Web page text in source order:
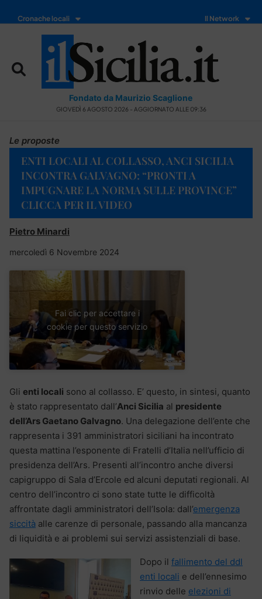
Cronache locali Il Network
Fondato da Maurizio Scaglione
GIOVEDÌ 6 AGOSTO 2026 - AGGIORNATO ALLE 09:36
Le proposte
ENTI LOCALI AL COLLASSO, ANCI SICILIA
INCONTRA GALVAGNO: “PRONTI A
IMPUGNARE LA NORMA SULLE PROVINCE”
CLICCA PER IL VIDEO
Pietro Minardi
mercoledì 6 Novembre 2024
Fai clic per accettare i
cookie per questo servizio
Gli enti locali sono al collasso. E’ questo, in sintesi, quanto
è stato rappresentato dall’Anci Sicilia al presidente
dell’Ars Gaetano Galvagno. Una delegazione dell’ente che
rappresenta i 391 amministratori siciliani ha incontrato
questa mattina l’esponente di Fratelli d’Italia nell’ufficio di
presidenza dell’Ars. Presenti all’incontro anche diversi
capigruppo di Sala d’Ercole ed alcuni deputati regionali. Al
centro dell’incontro ci sono state tutte le difficoltà
affrontate dagli amministratori dell’Isola: dall’emergenza
siccità alle carenze di personale, passando alla mancanza
di liquidità e ai problemi sui servizi assistenziali di base.
Dopo il fallimento del ddl
enti locali e dell’ennesimo
rinvio delle elezioni di